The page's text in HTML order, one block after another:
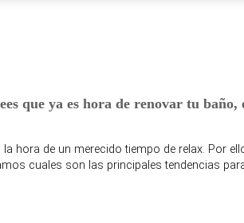
que ya es hora de renovar tu baño,
hora de un merecido tiempo de relax. Por
cuales son las principales tendencias